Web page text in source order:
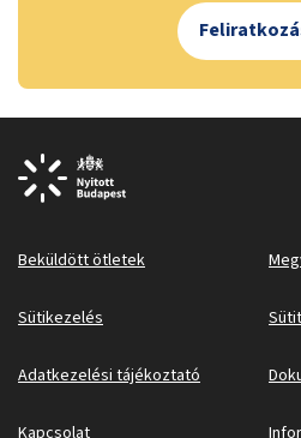
Beküldött ötletek
Sütikezelés
Adatkezelési tájékoztató
Kapcsolat